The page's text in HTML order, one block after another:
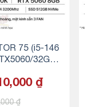
75 (i5-146
32GB
₫
₫